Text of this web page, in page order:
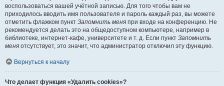
воспользоваться вашей учётной записью. Для того чтобы вам не
приходилось вводить имя пользователя и пароль каждый раз, вы можете
отметить флажком пункт Запомнить меня при входе на конференцию. Не
рекомендуется делать это на общедоступном компьютере, например в
библиотеке, интернет-кафе, университете и т. д. Если пункт Запомнить
меня отсутствует, это значит, что администратор отключил эту функцию.
Вернуться к началу
Что делает функция «Удалить cookies»?